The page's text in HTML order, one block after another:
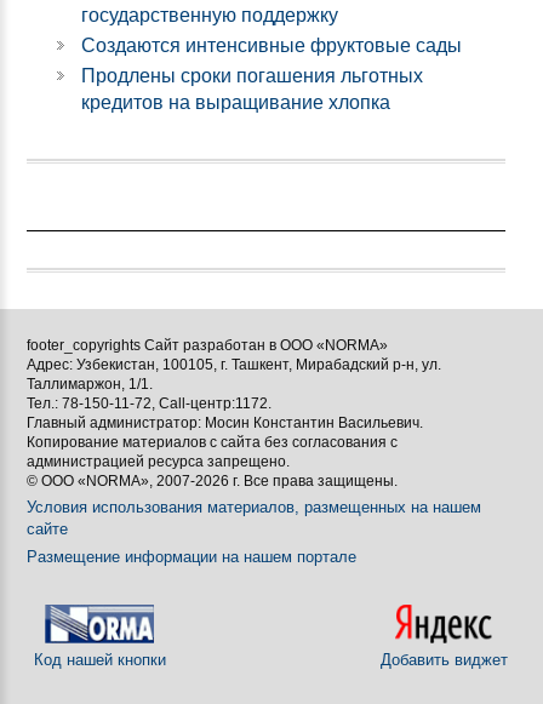
государственную поддержку
Создаются интенсивные фруктовые сады
Продлены сроки погашения льготных
кредитов на выращивание хлопка
footer_copyrights Сайт разработан в ООО «NORMA»
Адрес: Узбекистан, 100105, г. Ташкент, Мирабадский р-н, ул.
Таллимаржон, 1/1.
Тел.: 78-150-11-72, Call-центр:1172.
Главный администратор: Мосин Константин Васильевич.
Копирование материалов с сайта без согласования с
администрацией ресурса запрещено.
© ООО «NORMA», 2007-2026 г. Все права защищены.
Условия использования материалов, размещенных на нашем
сайте
Размещение информации на нашем портале
Код нашей кнопки Добавить виджет